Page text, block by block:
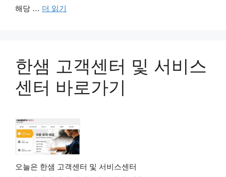
해당 … 더 읽기
한샘 고객센터 및 서비스
센터 바로가기
오늘은 한샘 고객센터 및 서비스센터